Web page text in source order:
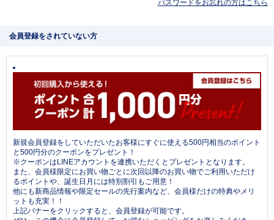
パスワードをお忘れの方はこちら
会員登録をされていない方
新規会員登録をしていただいたお客様にすぐに使える500円相当のポイント
と500円分のクーポンをプレゼント！
※クーポンはLINEアカウントを連携いただくとプレゼントとなります。
また、会員様限定にお買い物ごとに次回以降のお買い物でご利用いただけ
るポイントや、誕生日月には特別割引もご用意！
他にも新商品情報や限定セールの先行案内など、会員様だけの特典やメリ
ットも充実！！
上記バナーをクリックすると、会員登録が可能です。